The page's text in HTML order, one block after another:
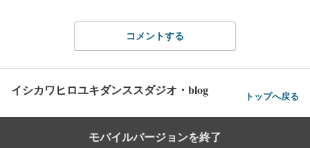
コメントする
イシカワヒロユキダンススダジオ・blog トップへ戻る
モバイルバージョンを終了